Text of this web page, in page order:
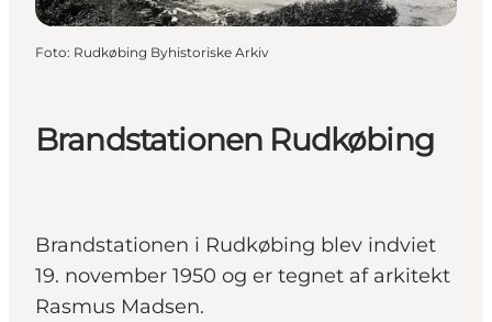
Brandstationen Rudkøbing
Brandstationen i Rudkøbing blev indviet
19. november 1950 og er tegnet af arkitekt
Rasmus Madsen.
Foto: Rudkøbing Byhistoriske Arkiv